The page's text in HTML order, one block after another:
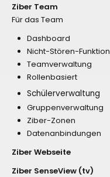
Ziber Team
Für das Team
Dashboard
Nicht-Stören-Funktion
Teamverwaltung
Rollenbasiert
Schülerverwaltung
Gruppenverwaltung
Ziber-Zonen
Datenanbindungen
Ziber Webseite
Ziber SenseView (tv)